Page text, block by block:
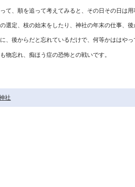
て、順を追って考えてみると、その日その日は
選定、枝の始末をしたり、神社の年末の仕事、後
、後からだと忘れているだけで、何等かははやっ
物忘れ、痴ほう症の恐怖との戦いです。
社